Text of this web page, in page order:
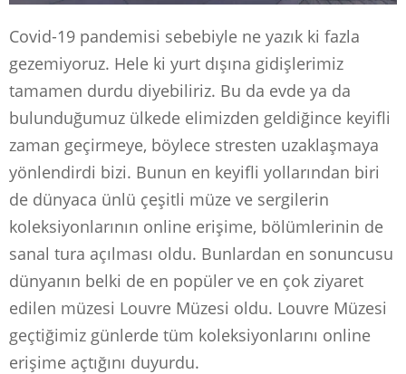
Covid-19 pandemisi sebebiyle ne yazık ki fazla
gezemiyoruz. Hele ki yurt dışına gidişlerimiz
tamamen durdu diyebiliriz. Bu da evde ya da
bulunduğumuz ülkede elimizden geldiğince keyifli
zaman geçirmeye, böylece stresten uzaklaşmaya
yönlendirdi bizi. Bunun en keyifli yollarından biri
de dünyaca ünlü çeşitli müze ve sergilerin
koleksiyonlarının online erişime, bölümlerinin de
sanal tura açılması oldu. Bunlardan en sonuncusu
dünyanın belki de en popüler ve en çok ziyaret
edilen müzesi Louvre Müzesi oldu. Louvre Müzesi
geçtiğimiz günlerde tüm koleksiyonlarını online
erişime açtığını duyurdu.